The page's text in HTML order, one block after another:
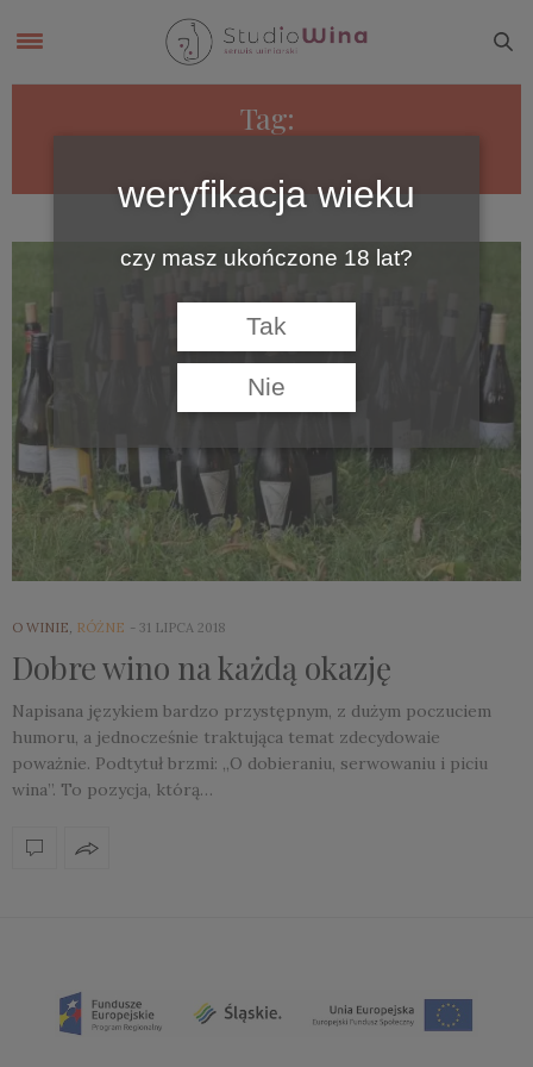
Tag:
O WINIE, RÓŻNE 31 LIPCA 2018
Dobre wino na każdą okazję
Napisana językiem bardzo przystępnym, z dużym poczuciem
humoru, a jednocześnie traktująca temat zdecydowaie
poważnie. Podtytuł brzmi: „O dobieraniu, serwowaniu i piciu
wina”. To pozycja, którą…
weryfikacja wieku
czy masz ukończone 18 lat?
Tak
Nie